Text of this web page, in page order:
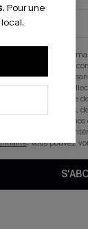
pièce noir
. Pour une
votre adresse e-
(y compris du
avoir pris
les données
de suivi, telles que
ci ont été ouverts,
nos contenus et
de vous
. Vous pouvez